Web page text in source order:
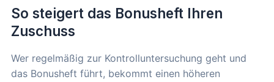
So steigert das Bonusheft Ihren
Zuschuss
Wer regelmäßig zur Kontrolluntersuchung geht und
das Bonusheft führt, bekommt einen höheren